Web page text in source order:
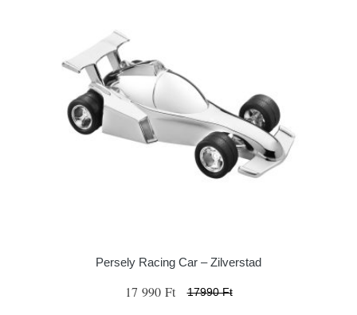
Persely Racing Car – Zilverstad
17 990 Ft 17990 Ft